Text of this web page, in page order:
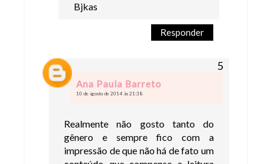
Bjkas
Responder
Ana Paula Barreto
10 de agosto de 2014 às 21:38
Realmente não gosto tanto do
gênero e sempre fico com a
impressão de que não há de fato um